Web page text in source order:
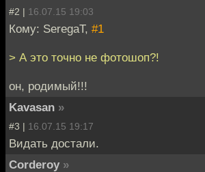
#2 | 16.07.15 19:03
Кому: SeregaT, #1
> А это точно не фотошоп?!
он, родимый!!!
Kavasan »
#3 | 16.07.15 19:17
Видать достали.
Corderoy »